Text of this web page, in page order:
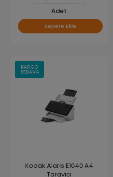
Adet
Sepete Ekle
KARGO
BEDAVA
Kodak Alaris E1040 A4
Tarayıcı